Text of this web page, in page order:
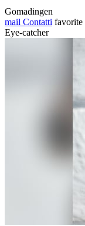
Gomadingen
mail Contatti favorite
Eye-catcher